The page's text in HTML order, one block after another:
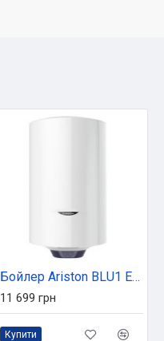
Бойлер Ariston BLU1 ECO 50 V 1,8K PL DRY (3201456)
11 699 грн
Купити